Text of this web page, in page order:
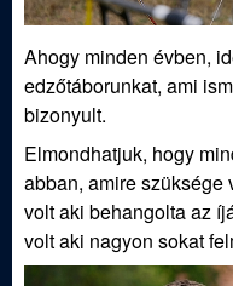
r
t
á
Ahogy minden évben,
edzőtáborunkat, ami
bizonyult.
Elmondhatjuk, hogy
abban, amire szüksége
volt aki behangolta az
volt aki nagyon sokat